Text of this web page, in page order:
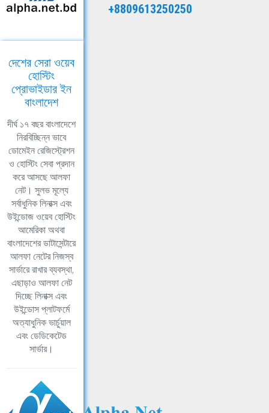
+8809613250250
দেশের সেরা ওয়েব
হোস্টিং
প্রোভাইডার ইন
বাংলাদেশ
দীর্ঘ ১৭ বছর বাংলাদেশে
নিরবিচ্ছিন্ন ভাবে
ডোমেইন রেজিস্ট্রেশন
ও হোস্টিং সেবা প্রদান
করে আসছে আলফা
নেট। সুলভ মূল্যে
সর্বাধুনিক লিনাক্স এবং
উইন্ডোজ ওয়েব হোস্টিং
আমেরিকা অথবা
বাংলাদেশের ডাটাসেন্টারে
আলফা নেটের নিজস্ব
সার্ভারে রাখার ব্যবস্থা,
এছাড়াও আলফা নেট
দিচ্ছে লিনাক্স এবং
উইন্ডোস প্লাটফর্মে
অত্যাধুনিক ভার্চুয়াল
এবং ডেডিকেটেড
সার্ভার।